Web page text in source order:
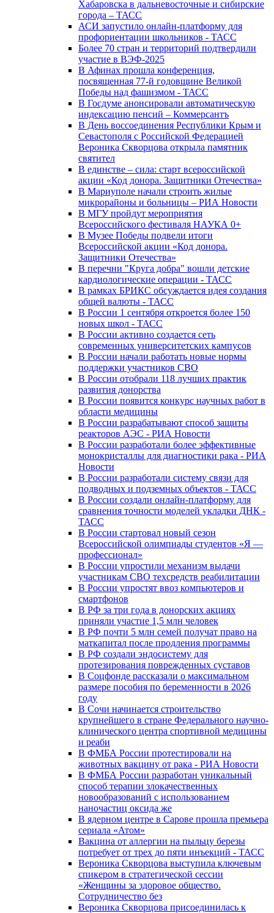
Хабаровска в дальневосточные и сибирские
города – ТАСС
АСИ запустило онлайн-платформу для
профориентации школьников - ТАСС
Более 70 стран и территорий подтвердили
участие в ВЭФ-2025
В Афинах прошла конференция,
посвященная 77-й годовщине Великой
Победы над фашизмом - ТАСС
В Госдуме анонсировали автоматическую
индексацию пенсий – Коммерсантъ
В День воссоединения Республики Крым и
Севастополя с Российской Федерацией
Вероника Скворцова открыла памятник
святител
В единстве – сила: старт всероссийской
акции «Код донора. Защитники Отечества»
В Мариуполе начали строить жилые
микрорайоны и больницы – РИА Новости
В МГУ пройдут мероприятия
Всероссийского фестиваля НАУКА 0+
В Музее Победы подвели итоги
Всероссийской акции «Код донора.
Защитники Отечества»
В перечни "Круга добра" вошли детские
кардиологические операции - ТАСС
В рамках БРИКС обсуждается идея создания
общей валюты - ТАСС
В России 1 сентября откроется более 150
новых школ - ТАСС
В России активно создается сеть
современных университетских кампусов
В России начали работать новые нормы
поддержки участников СВО
В России отобрали 118 лучших практик
развития донорства
В России появится конкурс научных работ в
области медицины
В России разрабатывают способ защиты
реакторов АЭС - РИА Новости
В России разработали более эффективные
монокристаллы для диагностики рака - РИА
Новости
В России разработали систему связи для
подводных и подземных объектов - ТАСС
В России создали онлайн-платформу для
сравнения точности моделей укладки ДНК -
ТАСС
В России стартовал новый сезон
Всероссийской олимпиады студентов «Я —
профессионал»
В России упростили механизм выдачи
участникам СВО техсредств реабилитации
В России упростят ввоз компьютеров и
смартфонов
В РФ за три года в донорских акциях
приняли участие 1,5 млн человек
В РФ почти 5 млн семей получат право на
маткапитал после продления программы
В РФ создали эндосистему для
протезирования поврежденных суставов
В Соцфонде рассказали о максимальном
размере пособия по беременности в 2026
году
В Сочи начинается строительство
крупнейшего в стране Федерального научно-
клинического центра спортивной медицины
и реаби
В ФМБА России протестировали на
животных вакцину от рака - РИА Новости
В ФМБА России разработан уникальный
способ терапии злокачественных
новообразований с использованием
наночастиц оксида же
В ядерном центре в Сарове прошла премьера
сериала «Атом»
Вакцина от аллергии на пыльцу березы
потребует от трех до пяти инъекций - ТАСС
Вероника Скворцова выступила ключевым
спикером в стратегической сессии
«Женщины за здоровое общество.
Сотрудничество без
Вероника Скворцова присоединилась к